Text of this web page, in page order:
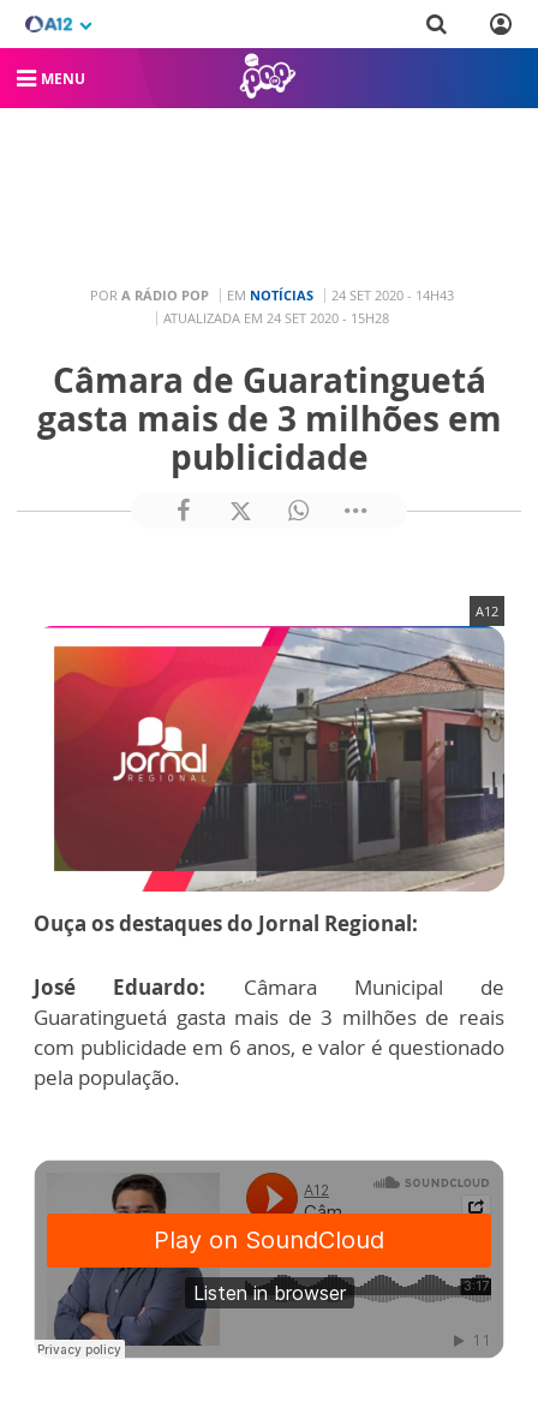
MENU
POR A RÁDIO POP EM NOTÍCIAS
24 SET 2020 - 14H43
ATUALIZADA EM 24 SET 2020 - 15H28
Câmara de Guaratinguetá
gasta mais de 3 milhões em
publicidade
A12
Ouça os destaques do Jornal Regional:
José Eduardo: Câmara Municipal de
Guaratinguetá gasta mais de 3 milhões de reais
com publicidade em 6 anos, e valor é questionado
pela população.